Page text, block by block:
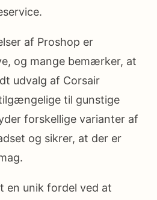
af Proshop er
og mange bemærker, at
udvalg af Corsair
til gunstige
forskellige varianter af
og sikrer, at der er
en unik fordel ved at